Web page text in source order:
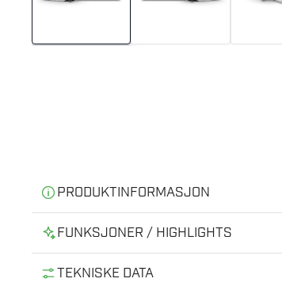
PRODUKTINFORMASJON
Batterihekksaksen HSA 50 er en
FUNKSJONER / HIGHLIGHTS
Den optimaliserte slipevinkelen
TEKNISKE DATA